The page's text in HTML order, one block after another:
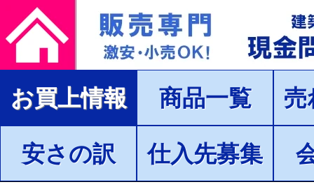
お買上情報 商品一覧 売
安さの訳 仕入先募集